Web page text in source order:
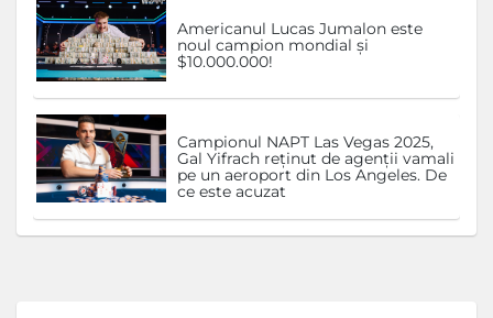
Americanul Lucas Jumalon este
noul campion mondial și
$10.000.000!
Campionul NAPT Las Vegas 2025,
Gal Yifrach reținut de agenții vamali
pe un aeroport din Los Angeles. De
ce este acuzat